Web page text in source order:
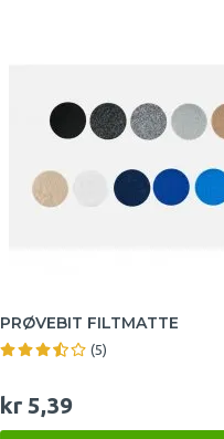
PRØVEBIT FILTMATTE
(5)
kr 5,39